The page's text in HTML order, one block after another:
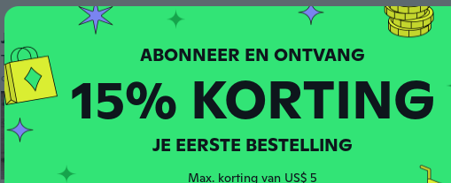
Julie
Très pratique.
ongeveer een jaar geleden15% KORTING
JE EERSTE BESTELLING
Max. korting van US$ 5